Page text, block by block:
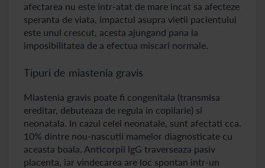
afectarea nu este intr-atat de mare incat sa afecteze
speranta de viata, impactul asupra vietii pacientului
este unul crescut, acesta ajungand pana la
imposibilitatea de a efectua miscari normale.
Tipuri de miastenia gravis
Miastenia gravis poate fi congenitala (transmisa
ereditar, debuteaza de regula in copilarie) si
neonatala. In cazul celei neonatale, sunt afectati cca.
10% dintre nou-nascutii mamelor diagnosticate cu
aceasta boala. Anticorpii lgG traverseaza pasiv
placenta, iar vindecarea are loc spontan intr-un